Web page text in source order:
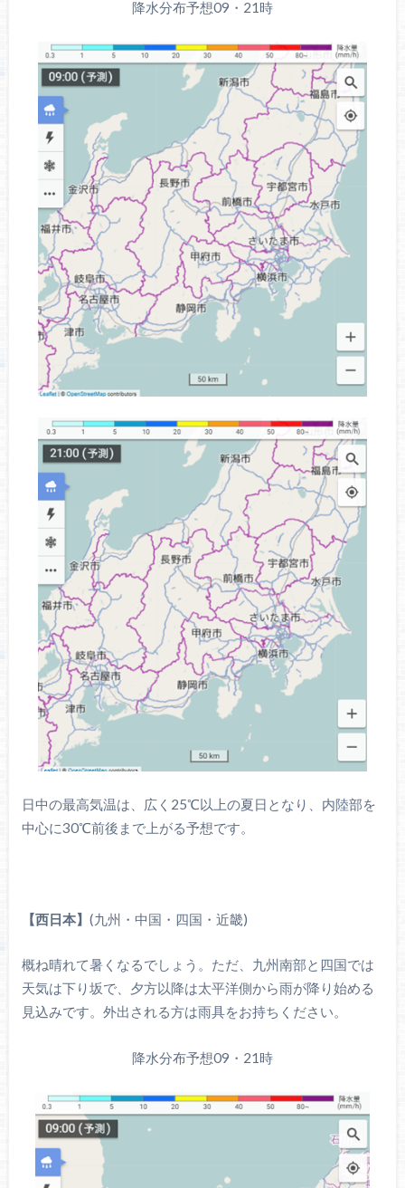
降水分布予想09・21時
日中の最高気温は、広く25℃以上の夏日となり、内陸部を
中心に30℃前後まで上がる予想です。
【西日本】 (九州・中国・四国・近畿)
概ね晴れて暑くなるでしょう。ただ、九州南部と四国では
天気は下り坂で、夕方以降は太平洋側から雨が降り始める
見込みです。外出される方は雨具をお持ちください。
降水分布予想09・21時